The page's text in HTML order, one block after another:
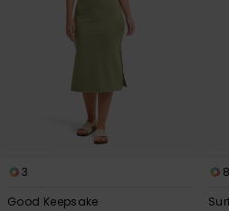
3
Good Keepsake
8